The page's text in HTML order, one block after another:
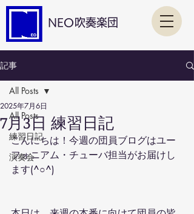
NEO吹奏楽団
記事
All Posts
練習日記
演奏会
All Posts
7月3日 練習日記
2025年7月6日
こんにちは！今週の団員ブログはユー
フォニアム・チューバ担当がお届けし
ます(^○^)